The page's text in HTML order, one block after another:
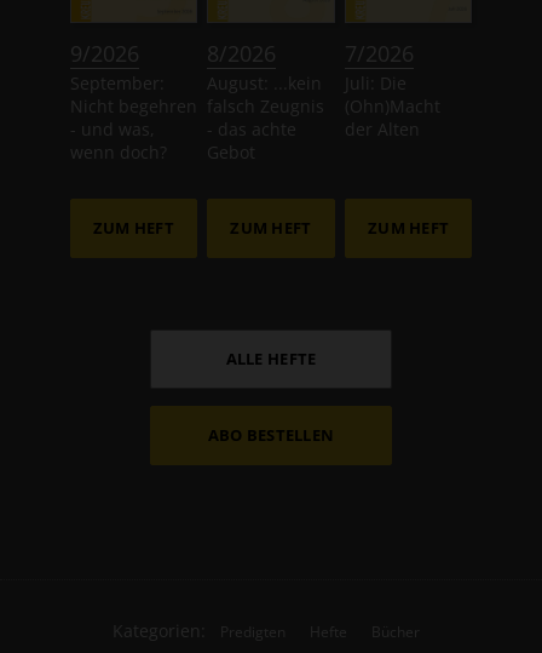
9/2026
September:
Nicht begehren
- und was,
wenn doch?
ZUM HEFT
8/2026
August: ...kein
falsch Zeugnis
- das achte
Gebot
ZUM HEFT
7/2026
Juli: Die
(Ohn)Macht
der Alten
ZUM HEFT
ALLE HEFTE
ABO BESTELLEN
Kategorien: Predigten Hefte Bücher